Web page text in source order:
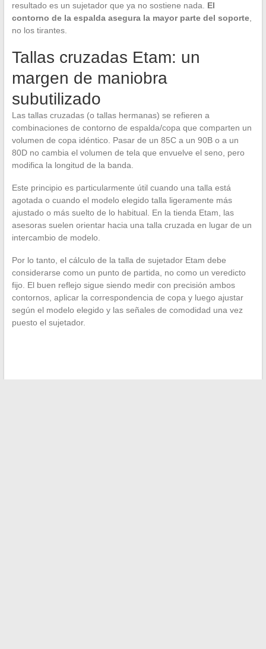
resultado es un sujetador que ya no sostiene nada. El
contorno de la espalda asegura la mayor parte del soporte,
no los tirantes.
Tallas cruzadas Etam: un
margen de maniobra
subutilizado
Las tallas cruzadas (o tallas hermanas) se refieren a
combinaciones de contorno de espalda/copa que comparten un
volumen de copa idéntico. Pasar de un 85C a un 90B o a un
80D no cambia el volumen de tela que envuelve el seno, pero
modifica la longitud de la banda.
Este principio es particularmente útil cuando una talla está
agotada o cuando el modelo elegido talla ligeramente más
ajustado o más suelto de lo habitual. En la tienda Etam, las
asesoras suelen orientar hacia una talla cruzada en lugar de un
intercambio de modelo.
Por lo tanto, el cálculo de la talla de sujetador Etam debe
considerarse como un punto de partida, no como un veredicto
fijo. El buen reflejo sigue siendo medir con precisión ambos
contornos, aplicar la correspondencia de copa y luego ajustar
según el modelo elegido y las señales de comodidad una vez
puesto el sujetador.